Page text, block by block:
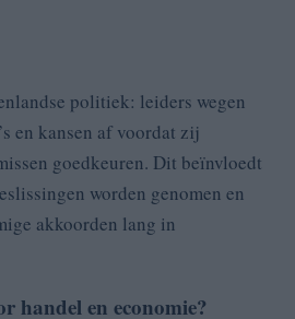
politiek: leiders wegen
en kansen af voordat zij
goedkeuren. Dit beïnvloedt
worden genomen en
akkoorden lang in
handel en economie?